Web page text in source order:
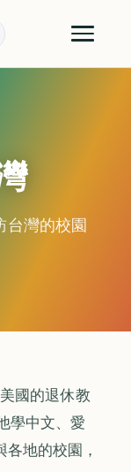
台灣的校園
國的退休教
學中文、愛
地的校園，